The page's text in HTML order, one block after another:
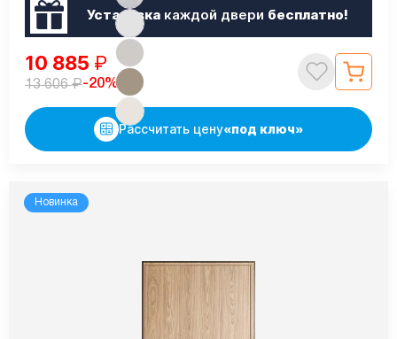
Установкакаждой двери бесплатно!
10 885 ₽
13 606₽-20%
Рассчитать цену«под ключ»
Новинка